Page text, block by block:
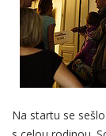
Na startu se